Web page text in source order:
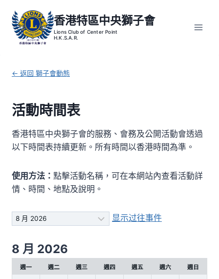
content
香港特區中央獅子會
← 返回 獅子會動態
活動時間表
香港特區中央獅子會的服務、會務及公開活動會透過
以下時間表持續更新。所有時間以香港時間為準。
使用方法： 點擊活動名稱，可在本網站內查看活動詳
情、時間、地點及說明。
月
选
择
显示过往事件
8 月 2026
週一 週二 週三 週四 週五 週六 週日